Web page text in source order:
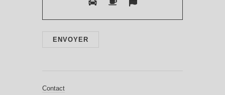
Contact